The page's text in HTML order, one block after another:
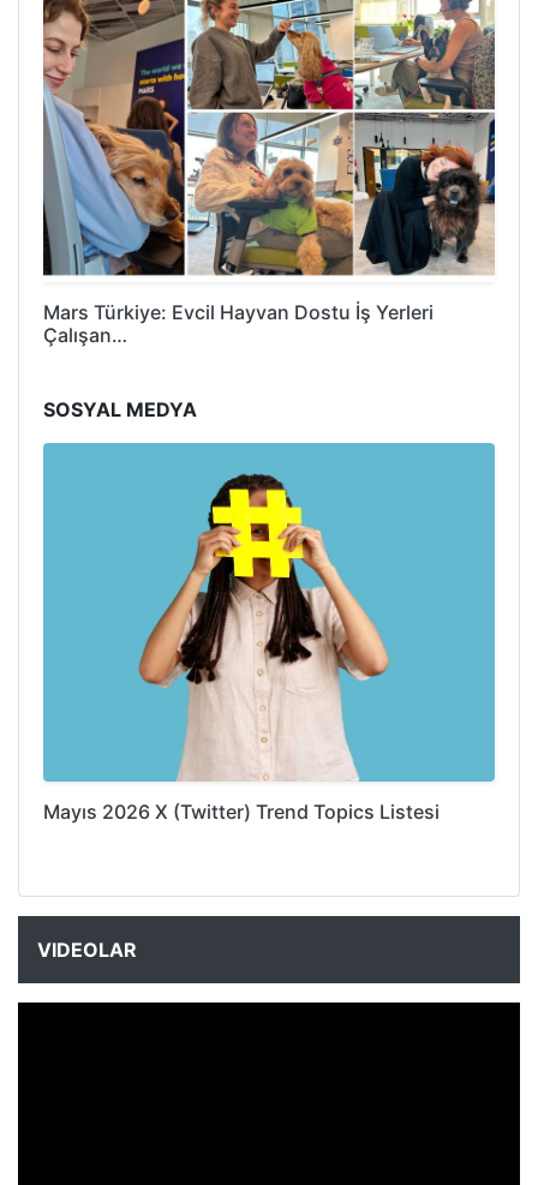
Mars Türkiye: Evcil Hayvan Dostu İş Yerleri
Çalışan…
SOSYAL MEDYA
Mayıs 2026 X (Twitter) Trend Topics Listesi
VIDEOLAR